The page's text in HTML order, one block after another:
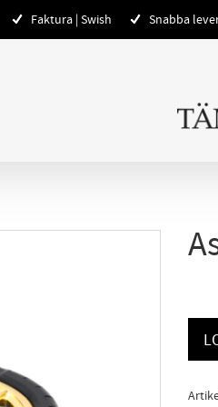
Faktura | Swish Snabba